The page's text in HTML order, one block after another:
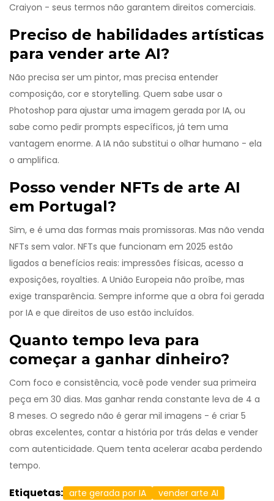
Craiyon - seus termos não garantem direitos comerciais.
Preciso de habilidades artísticas
para vender arte AI?
Não precisa ser um pintor, mas precisa entender
composição, cor e storytelling. Quem sabe usar o
Photoshop para ajustar uma imagem gerada por IA, ou
sabe como pedir prompts específicos, já tem uma
vantagem enorme. A IA não substitui o olhar humano - ela
o amplifica.
Posso vender NFTs de arte AI
em Portugal?
Sim, e é uma das formas mais promissoras. Mas não venda
NFTs sem valor. NFTs que funcionam em 2025 estão
ligados a benefícios reais: impressões físicas, acesso a
exposições, royalties. A União Europeia não proíbe, mas
exige transparência. Sempre informe que a obra foi gerada
por IA e que direitos de uso estão incluídos.
Quanto tempo leva para
começar a ganhar dinheiro?
Com foco e consistência, você pode vender sua primeira
peça em 30 dias. Mas ganhar renda constante leva de 4 a
8 meses. O segredo não é gerar mil imagens - é criar 5
obras excelentes, contar a história por trás delas e vender
com autenticidade. Quem tenta acelerar acaba perdendo
tempo.
Etiquetas: arte gerada por IA
vender arte AI